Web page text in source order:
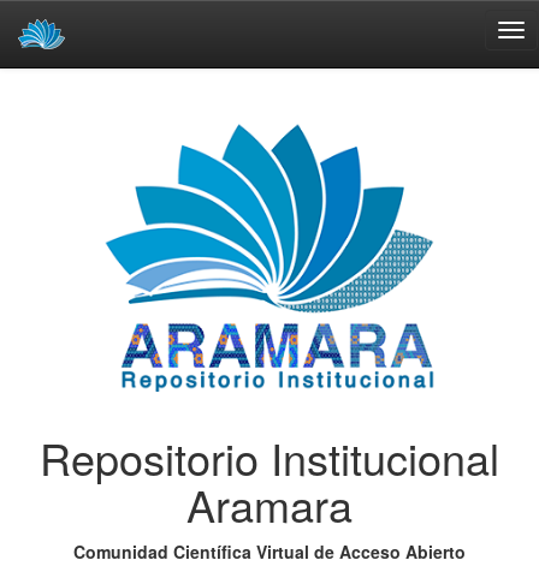
Repositorio Institucional
Aramara
Comunidad Científica Virtual de Acceso Abierto